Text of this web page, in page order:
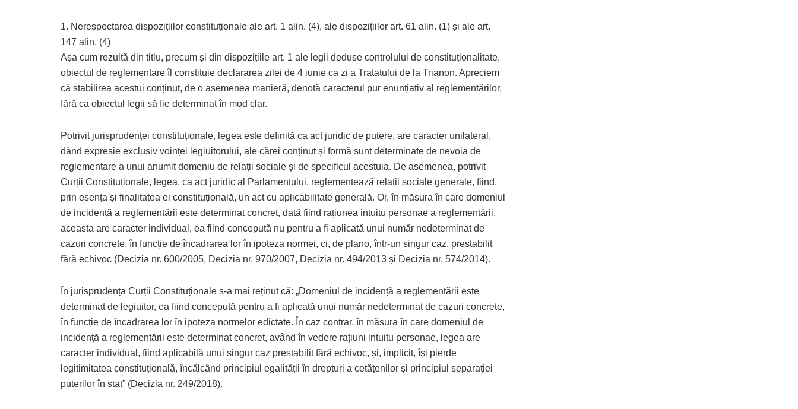
1. Nerespectarea dispozițiilor constituționale ale art. 1 alin. (4), ale dispozițiilor art. 61 alin. (1) și ale art.
147 alin. (4)
Așa cum rezultă din titlu, precum și din dispozițiile art. 1 ale legii deduse controlului de constituționalitate,
obiectul de reglementare îl constituie declararea zilei de 4 iunie ca zi a Tratatului de la Trianon. Apreciem
că stabilirea acestui conținut, de o asemenea manieră, denotă caracterul pur enunțiativ al reglementărilor,
fără ca obiectul legii să fie determinat în mod clar.
Potrivit jurisprudenței constituționale, legea este definită ca act juridic de putere, are caracter unilateral,
dând expresie exclusiv voinței legiuitorului, ale cărei conținut și formă sunt determinate de nevoia de
reglementare a unui anumit domeniu de relații sociale și de specificul acestuia. De asemenea, potrivit
Curții Constituționale, legea, ca act juridic al Parlamentului, reglementează relații sociale generale, fiind,
prin esența și finalitatea ei constituțională, un act cu aplicabilitate generală. Or, în măsura în care domeniul
de incidență a reglementării este determinat concret, dată fiind rațiunea intuitu personae a reglementării,
aceasta are caracter individual, ea fiind concepută nu pentru a fi aplicată unui număr nedeterminat de
cazuri concrete, în funcție de încadrarea lor în ipoteza normei, ci, de plano, într-un singur caz, prestabilit
fără echivoc (Decizia nr. 600/2005, Decizia nr. 970/2007, Decizia nr. 494/2013 și Decizia nr. 574/2014).
În jurisprudența Curții Constituționale s-a mai reținut că: „Domeniul de incidență a reglementării este
determinat de legiuitor, ea fiind concepută pentru a fi aplicată unui număr nedeterminat de cazuri concrete,
în funcție de încadrarea lor în ipoteza normelor edictate. În caz contrar, în măsura în care domeniul de
incidență a reglementării este determinat concret, având în vedere rațiuni intuitu personae, legea are
caracter individual, fiind aplicabilă unui singur caz prestabilit fără echivoc, și, implicit, își pierde
legitimitatea constituțională, încălcând principiul egalității în drepturi a cetățenilor și principiul separației
puterilor în stat” (Decizia nr. 249/2018).